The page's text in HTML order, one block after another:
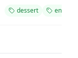
dessert enkel